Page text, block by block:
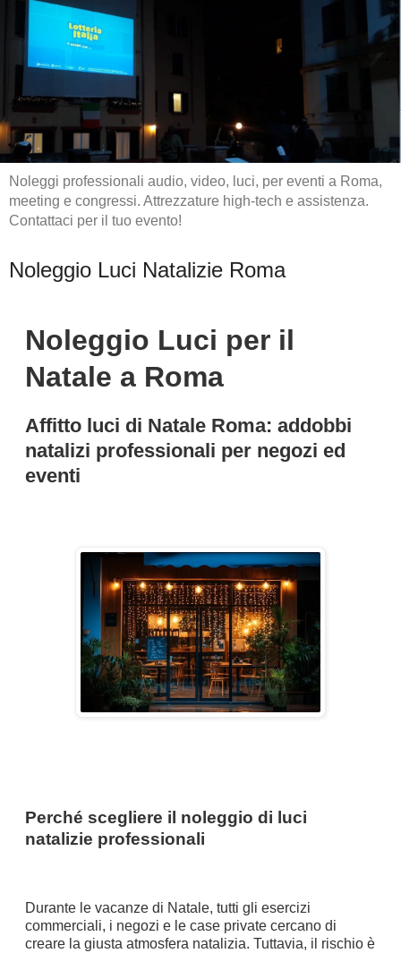
Noleggi professionali audio, video, luci, per eventi a Roma,
meeting e congressi. Attrezzature high-tech e assistenza.
Contattaci per il tuo evento!
Noleggio Luci Natalizie Roma
Noleggio Luci per il
Natale a Roma
Affitto luci di Natale Roma: addobbi
natalizi professionali per negozi ed
eventi
Perché scegliere il noleggio di luci
natalizie professionali
Durante le vacanze di Natale, tutti gli esercizi
commerciali, i negozi e le case private cercano di
creare la giusta atmosfera natalizia. Tuttavia, il rischio è